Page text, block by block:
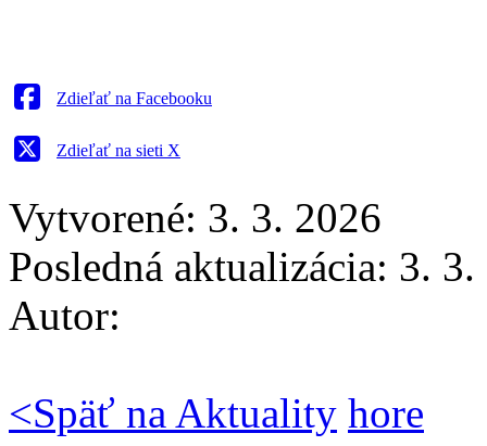
Zdieľať na Facebooku
Zdieľať na sieti X
Vytvorené: 3. 3. 2026
Posledná aktualizácia: 3.
Autor:
<Späť na Aktuality hore